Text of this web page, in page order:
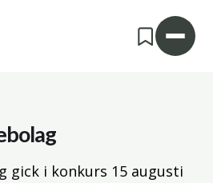
gick i konkurs 15 augusti